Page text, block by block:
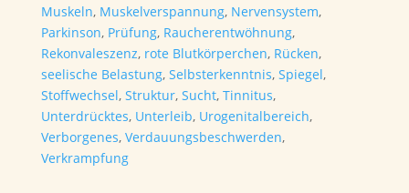
Muskeln, Muskelverspannung, Nervensystem,
Parkinson, Prüfung, Raucherentwöhnung,
Rekonvaleszenz, rote Blutkörperchen, Rücken,
seelische Belastung, Selbsterkenntnis, Spiegel,
Stoffwechsel, Struktur, Sucht, Tinnitus,
Unterdrücktes, Unterleib, Urogenitalbereich,
Verborgenes, Verdauungsbeschwerden,
Verkrampfung